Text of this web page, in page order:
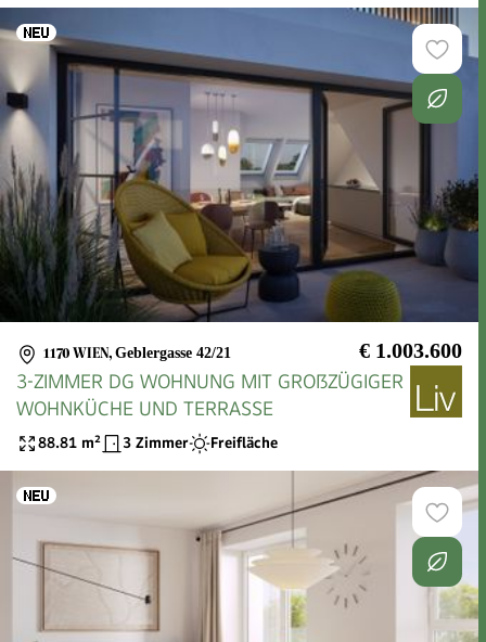
1170 WIEN, Geblergasse 42/21 € 1.003.600
3-ZIMMER DG WOHNUNG MIT GROßZÜGIGER
WOHNKÜCHE UND TERRASSE
88.81 m² 3 Zimmer Freifläche